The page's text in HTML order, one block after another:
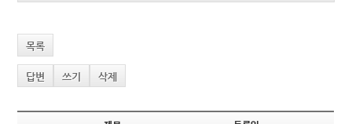
목록
답변 쓰기 삭제